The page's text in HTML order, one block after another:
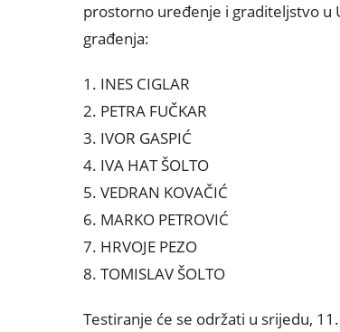
prostorno uređenje i graditeljstvo u
građenja:
1. INES CIGLAR
2. PETRA FUČKAR
3. IVOR GASPIĆ
4. IVA HAT ŠOLTO
5. VEDRAN KOVAČIĆ
6. MARKO PETROVIĆ
7. HRVOJE PEZO
8. TOMISLAV ŠOLTO
Testiranje će se održati u srijedu,